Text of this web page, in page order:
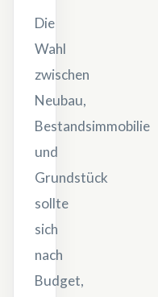
Die
Wahl
zwischen
Neubau,
Bestandsimmobilie
und
Grundstück
sollte
sich
nach
Budget,